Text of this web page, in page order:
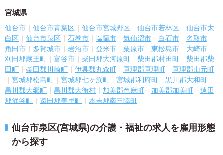
宮城県
仙台市 仙台市青葉区 仙台市宮城野区 仙台市若林区
仙台市太
白区
仙台市泉区 石巻市 塩竈市 気仙沼市 白石市
名取市
角田市
多賀城市 岩沼市 登米市 栗原市 東松島市
大崎市
刈田郡蔵王町
富谷市 柴田郡大河原町 柴田郡村田町
柴田郡柴
田町
柴田郡川崎町 伊具郡丸森町 亘理郡亘理町
亘理郡山元町
宮城郡松島町
宮城郡七ヶ浜町 宮城郡利府町
黒川郡大和町
黒川郡大郷町
黒川郡大衡村 加美郡色麻町 加美郡加美町
遠田
郡涌谷町
遠田郡美里町 本吉郡南三陸町
仙台市泉区(宮城県)の介護・福祉の求人を雇用形態
から探す